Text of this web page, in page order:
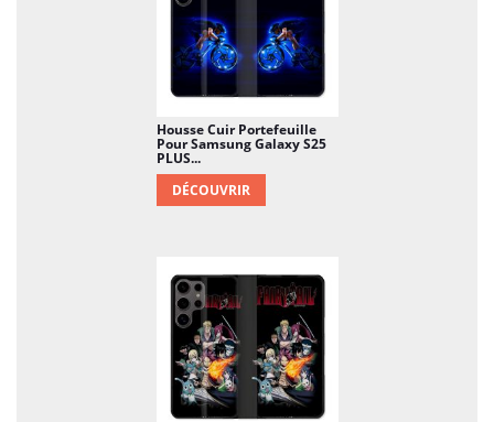
Housse Cuir Portefeuille
Pour Samsung Galaxy S25
PLUS...
DÉCOUVRIR